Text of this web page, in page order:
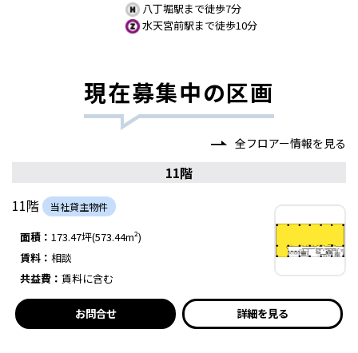
八丁堀駅まで徒歩7分
水天宮前駅まで徒歩10分
現在募集中の区画
全フロアー情報を見る
11階
11階
当社貸主物件
面積： 173.47坪(573.44m²)
賃料： 相談
共益費： 賃料に含む
お問合せ 詳細を見る